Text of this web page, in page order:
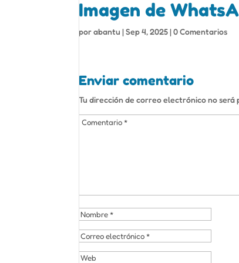
Imagen de
porabantu |Sep 4, 2025|0 Comentarios
Enviar comentario
Tu dirección de correo electrónico no será